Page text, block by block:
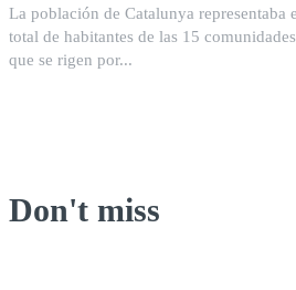
La población de Catalunya representaba
total de habitantes de las 15
que se rigen por...
Don't miss